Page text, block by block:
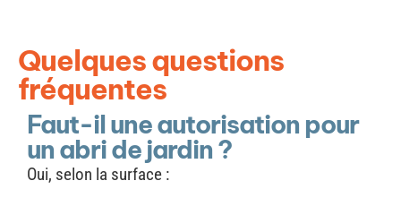
Quelques questions
fréquentes
Faut-il une autorisation pour
un abri de jardin ?
Oui, selon la surface :